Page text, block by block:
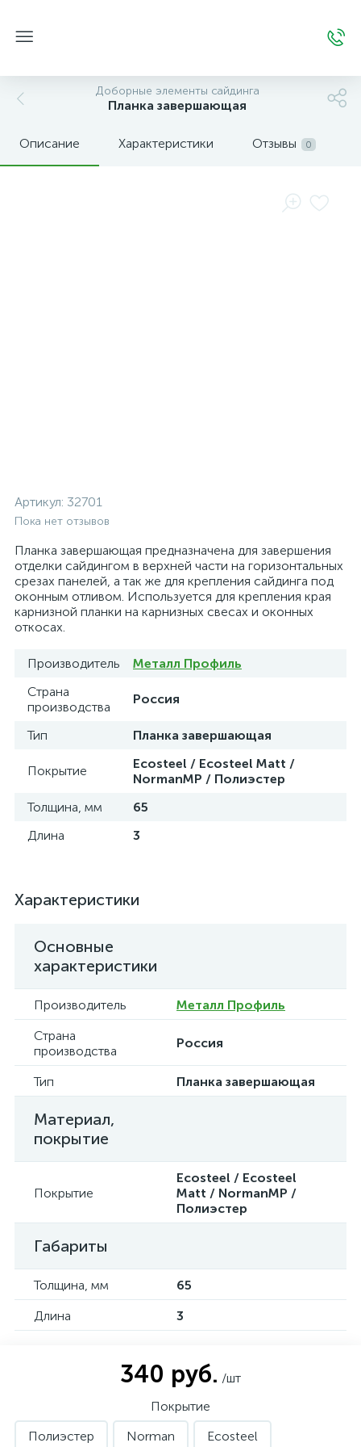
Доборные элементы сайдинга
Планка завершающая
Описание Характеристики Отзывы 0
Артикул: 32701
Пока нет отзывов
Планка завершающая предназначена для завершения
отделки сайдингом в верхней части на горизонтальных
срезах панелей, а так же для крепления сайдинга под
оконным отливом. Используется для крепления края
карнизной планки на карнизных свесах и оконных
откосах.
Производитель
Металл Профиль
Страна
производства
Россия
Тип Планка завершающая
Покрытие
Ecosteel / Ecosteel Matt /
NormanMP / Полиэстер
Толщина, мм
65
Длина
3
Характеристики
Основные
характеристики
Производитель
Металл Профиль
Страна
производства
Россия
Тип Планка завершающая
Материал,
покрытие
Покрытие
Ecosteel / Ecosteel
Matt / NormanMP /
Полиэстер
Габариты
Толщина, мм
65
Длина
3
340 руб. /шт
Покрытие
Полиэстер
Norman Ecosteel